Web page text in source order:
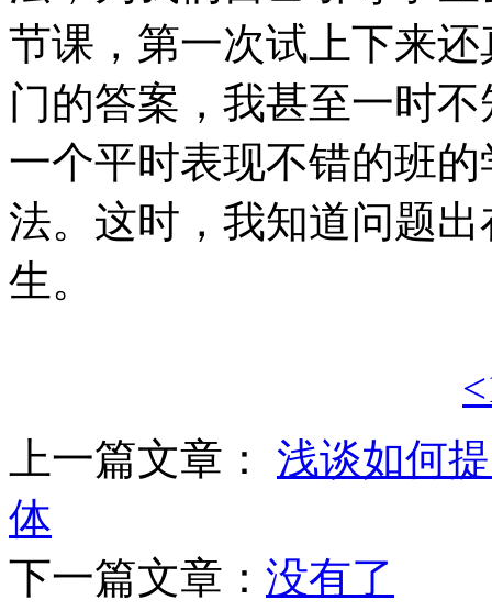
节课，第一次试上下来
门的答案，我甚至一时
一个平时表现不错的班
法。这时，我知道问题
生。
上一篇文章： 浅谈如何
体
下一篇文章： 没有了